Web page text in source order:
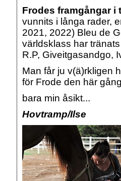
Frodes framgångar i
vunnits i långa rader,
2021, 2022) Bleu de
världsklass har
R.P, Giveitgasandgo,
Man får ju v(ä)rkligen
för Frode den här
bara min åsikt...
Hovtramp/Ilse